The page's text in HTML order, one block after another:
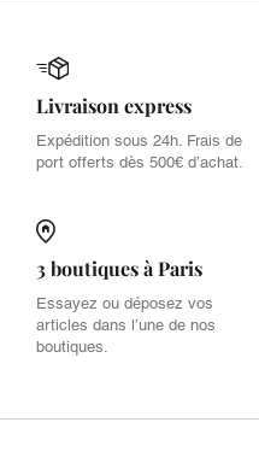
Livraison express
Expédition sous 24h. Frais de
port offerts dès 500€ d’achat.
3 boutiques à Paris
Essayez ou déposez vos
articles dans l’une de nos
boutiques.